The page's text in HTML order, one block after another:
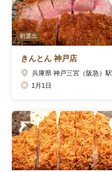
初選出
きんとん 神戸店
兵庫県 神戸三宮（阪急）駅
1月1日